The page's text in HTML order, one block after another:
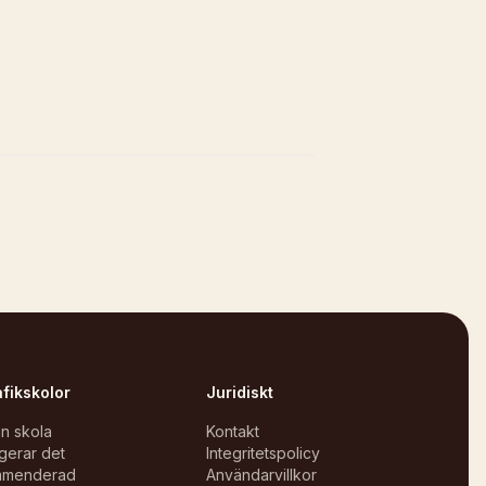
skola
det
Juridiskt
Kontakt
Integritetspolicy
Användarvillkor